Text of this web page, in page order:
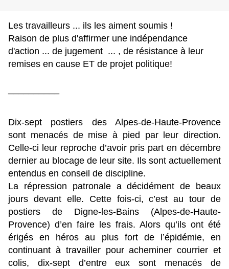
Les travailleurs ... ils les aiment soumis !
Raison de plus d'affirmer une indépendance
d'action ... de jugement ... , de résistance à leur
remises en cause ET de projet politique!
Dix-sept postiers des Alpes-de-Haute-Provence
sont menacés de mise à pied par leur direction.
Celle-ci leur reproche d’avoir pris part en décembre
dernier au blocage de leur site. Ils sont actuellement
entendus en conseil de discipline.
La répression patronale a décidément de beaux
jours devant elle. Cette fois-ci, c’est au tour de
postiers de Digne-les-Bains (Alpes-de-Haute-
Provence) d’en faire les frais. Alors qu’ils ont été
érigés en héros au plus fort de l’épidémie, en
continuant à travailler pour acheminer courrier et
colis, dix-sept d’entre eux sont menacés de